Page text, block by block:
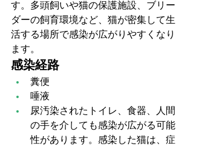
す。多頭飼いや猫の保護施設、ブリー
ダーの飼育環境など、猫が密集して生
活する場所で感染が広がりやすくなり
ます。
感染経路
糞便
唾液
尿汚染されたトイレ、食器、人間
の手を介しても感染が広がる可能
性があります。感染した猫は、症